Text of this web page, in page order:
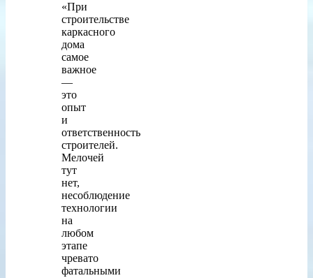
«При
строительстве
каркасного
дома
самое
важное
—
это
опыт
и
ответственность
строителей.
Мелочей
тут
нет,
несоблюдение
технологии
на
любом
этапе
чревато
фатальными